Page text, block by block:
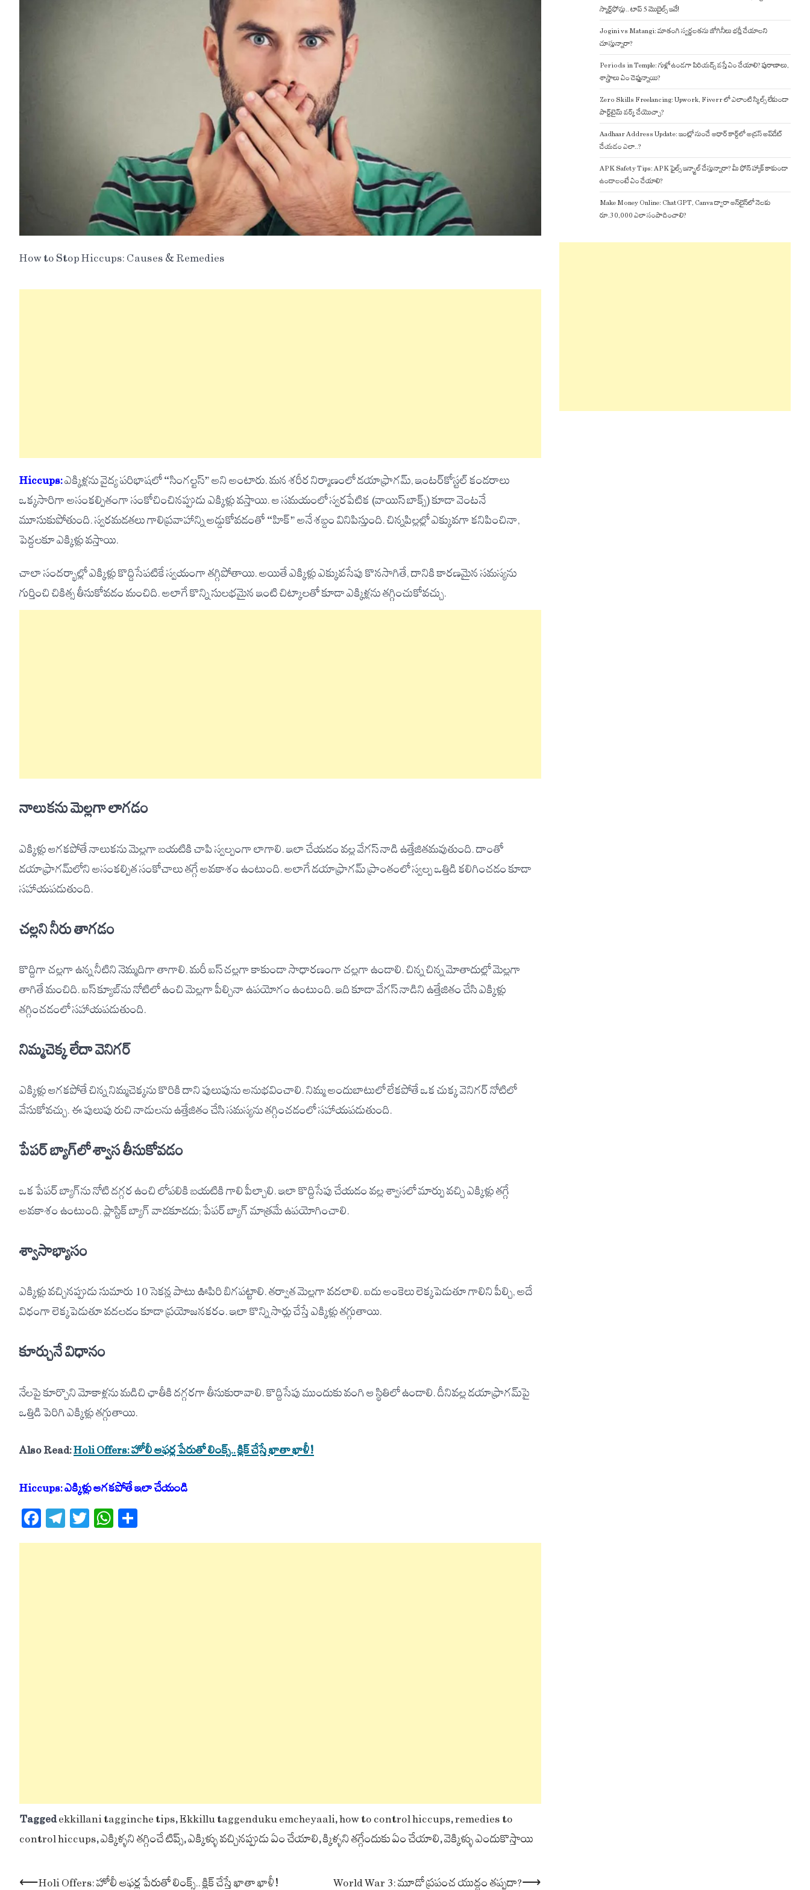
How to Stop Hiccups: Causes & Remedies
Hiccups:ఎక్కిళ్లను వైద్య పరిభాషలో “సింగల్టస్” అని అంటారు. మన శరీర నిర్మాణంలో డయాఫ్రాగమ్, ఇంటర్‌కోస్టల్ కండరాలు
ఒక్కసారిగా అసంకల్పితంగా సంకోచించినప్పుడు ఎక్కిళ్లు వస్తాయి. ఆ సమయంలో స్వరపేటిక (వాయిస్ బాక్స్) కూడా వెంటనే
మూసుకుపోతుంది. స్వరమడతలు గాలిప్రవాహాన్ని అడ్డుకోవడంతో “హిక్” అనే శబ్దం వినిపిస్తుంది. చిన్నపిల్లల్లో ఎక్కువగా కనిపించినా,
పెద్దలకూ ఎక్కిళ్లు వస్తాయి.
చాలా సందర్భాల్లో ఎక్కిళ్లు కొద్దిసేపటికే స్వయంగా తగ్గిపోతాయి. అయితే ఎక్కిళ్లు ఎక్కువసేపు కొనసాగితే, దానికి కారణమైన సమస్యను
గుర్తించి చికిత్స తీసుకోవడం మంచిది. అలాగే కొన్ని సులభమైన ఇంటి చిట్కాలతో కూడా ఎక్కిళ్లను తగ్గించుకోవచ్చు.
నాలుకను మెల్లగా లాగడం
ఎక్కిళ్లు ఆగకపోతే నాలుకను మెల్లగా బయటికి చాపి స్వల్పంగా లాగాలి. ఇలా చేయడం వల్ల వేగస్ నాడి ఉత్తేజితమవుతుంది. దాంతో
డయాఫ్రాగమ్‌లోని అసంకల్పిత సంకోచాలు తగ్గే అవకాశం ఉంటుంది. అలాగే డయాఫ్రాగమ్ ప్రాంతంలో స్వల్ప ఒత్తిడి కలిగించడం కూడా
సహాయపడుతుంది.
చల్లని నీరు తాగడం
కొద్దిగా చల్లగా ఉన్న నీటిని నెమ్మదిగా తాగాలి. మరీ ఐస్ చల్లగా కాకుండా సాధారణంగా చల్లగా ఉండాలి. చిన్న చిన్న మోతాదుల్లో మెల్లగా
తాగితే మంచిది. ఐస్ క్యూబ్‌ను నోటిలో ఉంచి మెల్లగా పీల్చినా ఉపయోగం ఉంటుంది. ఇది కూడా వేగస్ నాడిని ఉత్తేజితం చేసి ఎక్కిళ్లు
తగ్గించడంలో సహాయపడుతుంది.
నిమ్మచెక్క లేదా వెనిగర్
ఎక్కిళ్లు ఆగకపోతే చిన్న నిమ్మచెక్కను కొరికి దాని పులుపును అనుభవించాలి. నిమ్మ అందుబాటులో లేకపోతే ఒక చుక్క వెనిగర్ నోటిలో
వేసుకోవచ్చు. ఈ పులుపు రుచి నాడులను ఉత్తేజితం చేసి సమస్యను తగ్గించడంలో సహాయపడుతుంది.
పేపర్ బ్యాగ్‌లో శ్వాస తీసుకోవడం
ఒక పేపర్ బ్యాగ్‌ను నోటి దగ్గర ఉంచి లోపలికి బయటికి గాలి పీల్చాలి. ఇలా కొద్దిసేపు చేయడం వల్ల శ్వాసలో మార్పు వచ్చి ఎక్కిళ్లు తగ్గే
అవకాశం ఉంటుంది. ప్లాస్టిక్ బ్యాగ్ వాడకూడదు; పేపర్ బ్యాగ్ మాత్రమే ఉపయోగించాలి.
శ్వాసాభ్యాసం
ఎక్కిళ్లు వచ్చినప్పుడు సుమారు 10 సెకన్ల పాటు ఊపిరి బిగపట్టాలి. తర్వాత మెల్లగా వదలాలి. ఐదు అంకెలు లెక్కపెడుతూ గాలిని పీల్చి, అదే
విధంగా లెక్కపెడుతూ వదలడం కూడా ప్రయోజనకరం. ఇలా కొన్ని సార్లు చేస్తే ఎక్కిళ్లు తగ్గుతాయి.
కూర్చునే విధానం
నేలపై కూర్చొని మోకాళ్లను మడిచి ఛాతీకి దగ్గరగా తీసుకురావాలి. కొద్దిసేపు ముందుకు వంగి ఆ స్థితిలో ఉండాలి. దీనివల్ల డయాఫ్రాగమ్‌పై
ఒత్తిడి పెరిగి ఎక్కిళ్లు తగ్గుతాయి.
Also Read:Holi Offers: హోలీ ఆఫర్ల పేరుతో లింక్స్.. క్లిక్ చేస్తే ఖాతా ఖాళీ!
Hiccups: ఎక్కిళ్లు ఆగకపోతే ఇలా చేయండి
Facebook
Telegram
TwitterWhatsApp
Taggedekkillani tagginche tips,Ekkillu taggenduku emcheyaali,how to control hiccups,remedies to
control hiccups,ఎక్కిళ్ళని తగ్గించే టిప్స్,ఎక్కిళ్ళు వచ్చినప్పుడు ఏం చేయాలి,క్కిళ్ళని తగ్గేందుకు ఏం చేయాలి,వెక్కిళ్ళు ఎందుకొస్తాయి
Post
⟵Holi Offers: హోలీ ఆఫర్ల పేరుతో లింక్స్.. క్లిక్ చేస్తే ఖాతా ఖాళీ! World War 3: మూడో ప్రపంచ యుద్ధం తప్పదా?⟶
స్మార్ట్‌ఫోన్లు.. టాప్ 5 మొబైల్స్ ఇవే!
Jogini vs Matangi: మాతంగి స్వర్ణలతను జోగినీలు భర్తీ చేయాలని
చూస్తున్నారా?
Periods in Temple: గుళ్లో ఉండగా పిరియడ్స్ వస్తే ఏం చేయాలి? పురాణాలు,
శాస్త్రాలు ఏం చెప్తున్నాయి?
Zero Skills Freelancing: Upwork, Fiverr లో ఎలాంటి స్కిల్స్ లేకుండా
పార్ట్‌టైమ్ వర్క్ చేయొచ్చా?
Aadhaar Address Update: ఇంట్లో నుంచే ఆధార్ కార్డ్‌లో అడ్రస్ అప్‌డేట్
చేయడం ఎలా..?
APK Safety Tips: APK ఫైల్స్ ఇన్స్టాల్ చేస్తున్నారా? మీ ఫోన్ హ్యాక్ కాకుండా
ఉండాలంటే ఏం చేయాలి?
Make Money Online: ChatGPT, Canva ద్వారా ఆన్‌లైన్‌లో నెలకు
రూ.30,000 ఎలా సంపాదించాలి?